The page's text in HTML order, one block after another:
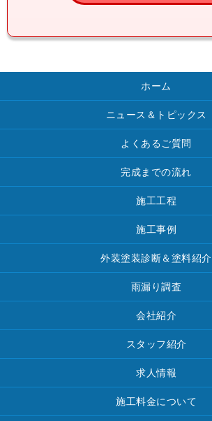
ホーム
ニュース＆トピックス
よくあるご質問
完成までの流れ
施工工程
施工事例
外装塗装診断＆塗料紹介
雨漏り調査
会社紹介
スタッフ紹介
求人情報
施工料金について